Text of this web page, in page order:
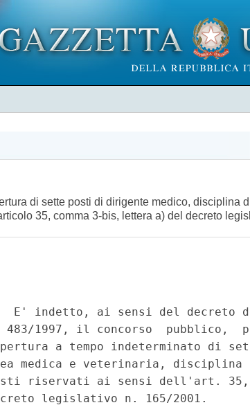
di sette posti di dirigente medico, disciplina
35, comma 3-bis, lettera a) del decreto